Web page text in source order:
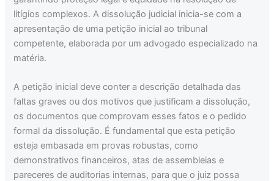
litígios complexos. A dissolução judicial inicia-se com a
apresentação de uma petição inicial ao tribunal
competente, elaborada por um advogado especializado na
matéria.
A petição inicial deve conter a descrição detalhada das
faltas graves ou dos motivos que justificam a dissolução,
os documentos que comprovam esses fatos e o pedido
formal da dissolução. É fundamental que esta petição
esteja embasada em provas robustas, como
demonstrativos financeiros, atas de assembleias e
pareceres de auditorias internas, para que o juiz possa